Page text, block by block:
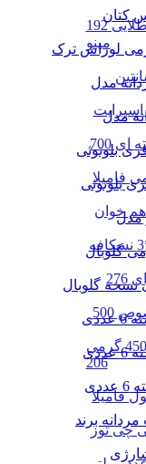
بیسکوییت کرمدار ساقه طلایی 192g
مینو
نان یوفکا مثلثی نیمه آماده 450 گرمی
206
کتان